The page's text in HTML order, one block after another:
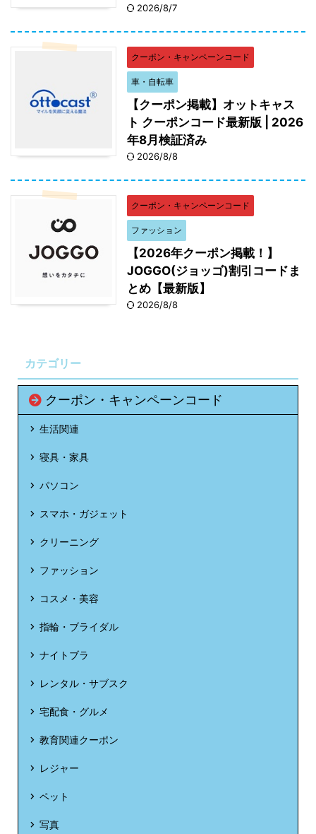
2026/8/7
クーポン・キャンペーンコード
車・自転車
【クーポン掲載】オットキャス
ト クーポンコード最新版 | 2026
年8月検証済み
2026/8/8
クーポン・キャンペーンコード
ファッション
【2026年クーポン掲載！】
JOGGO(ジョッゴ)割引コードま
とめ【最新版】
2026/8/8
カテゴリー
クーポン・キャンペーンコード
生活関連
寝具・家具
パソコン
スマホ・ガジェット
クリーニング
ファッション
コスメ・美容
指輪・ブライダル
ナイトブラ
レンタル・サブスク
宅配食・グルメ
教育関連クーポン
レジャー
ペット
写真